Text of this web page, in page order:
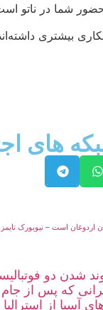
شما در ناتو
بیشتری
های
اردوغان است – نیویورک تایمز
شدن دو
که پس از جام
آسیا از استرالیا